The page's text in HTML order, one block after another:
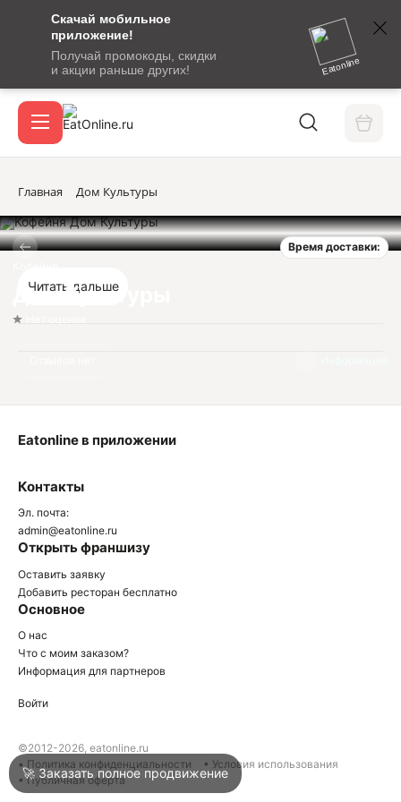
Скачай мобильное
приложение!
Получай промокоды, скидки
и акции раньше других!
Eatonline
сообщение
кодом
подтверждения
Акции
Войти
Написать в техподдержку
Главная Дом Культуры
Время доставки:
Дом Культуры
Читать дальше
Контакты
Эл. почта:
admin@eatonline.ru
Открыть франшизу
Оставить заявку
Добавить ресторан бесплатно
Основное
О нас
Что с моим заказом?
Информация для партнеров
Eatonline в приложении
Войти
©2012-2026, eatonline.ru
• Политика конфиденциальности
• Условия использования
• Публичная оферта
🚀 Заказать полное продвижение